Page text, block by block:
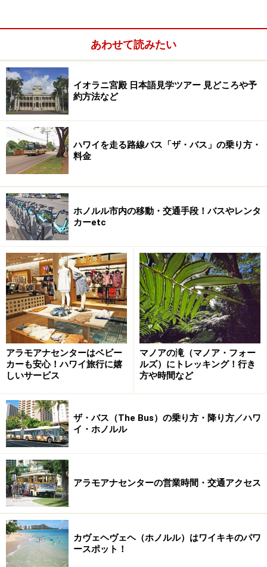
スタイリッシュでカジュアルな雰囲気のフロントデスク。館
内には日本語の案内表示も多い
ホテル前の海にやってくるウミガメがマスコット
シェラトン・ワイキキが位置するのは、カラカウア通り
から一歩入ったロイヤル・ハワイアン・センターの海
側。エントランスでは、ホテルのマスコットであるホヌ
（ウミガメ）の像が迎えてくれます。
2011年に全面改装を終えたばかりの館内は、どこを見て
もスタイリッシュ。円形のロビーでは、日本語ゲストサ
ービスデスクが早朝から夜遅くまでオープン。さらに、
日本語オペレーターが24時間対応でしっかりサポートし
てくれます。また、ロビー階にツアーデスクが軒を連
ね、ホテル脇には、オプショナルツアーが発着を行うタ
ーミナルも完備。ハワイ初心者でもアクティブに、そし
て、安心して滞在できます。
早朝から深夜までオープンのドクターズ・
オン・コール
ファミリー旅行で一番の心配事といえば、子供の病気や
ケガですね。シェラトン・ワイキキには、日本語OKの緊
急医療サービス「ドクターズ・オン・コール」のメイン
あわせて読みたい
イオラニ宮殿 日本語見学ツアー 見どころや予
約方法など
ハワイを走る路線バス「ザ・バス」の乗り方・
料金
ホノルル市内の移動・交通手段！バスやレンタ
カーetc
アラモアナセンターはベビー
カーも安心！ハワイ旅行に嬉
しいサービス
マノアの滝（マノア・フォー
ルズ）にトレッキング！行き
方や時間など
ザ・バス（The Bus）の乗り方・降り方／ハワ
イ・ホノルル
アラモアナセンターの営業時間・交通アクセス
カヴェヘヴェヘ（ホノルル）はワイキキのパワ
ースポット！